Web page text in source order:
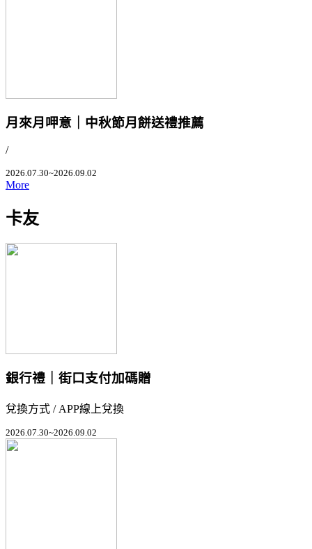
月來月呷意｜中秋節月餅送禮推薦
/
2026.07.30~2026.09.02
More
卡友
銀行禮｜街口支付加碼贈
兌換方式 / APP線上兌換
2026.07.30~2026.09.02